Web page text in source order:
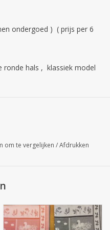
ondergoed ) ( prijs per 6
hals , klassiek model
was gebruikt men
om te vergelijken /Afdrukken